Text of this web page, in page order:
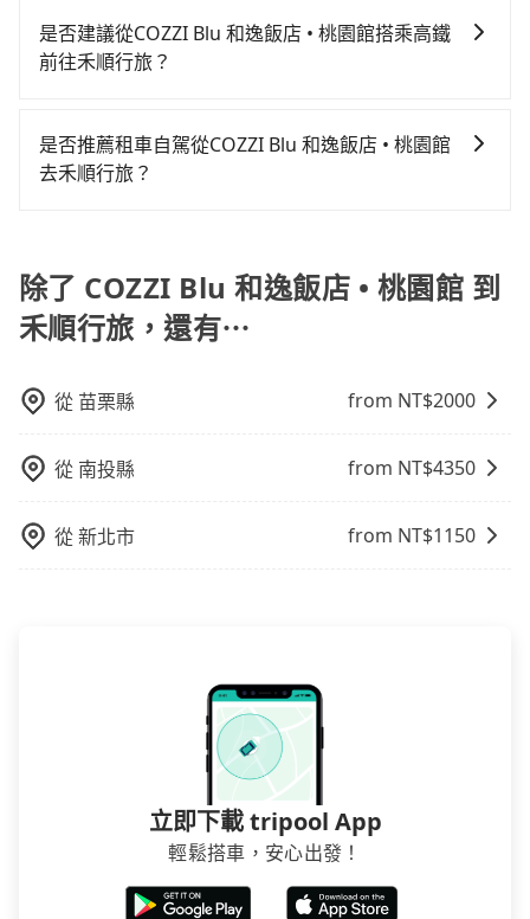
包月上下班，或者任何跨縣市接送的需求，tripool都能
滿足你。乘車前一天下午五點以前完成預約，隔天保證
的專車接送服務，可直接線上輸入上下車地點或地址，
三秒內即可查到真實價格，照著步驟填寫完乘客資料與
了，而司機與車輛的詳細資料，將於乘車前一晚八點透
過SMS和EMAIL提供。一旦付款完畢，tripool保證出
是否建議從COZZI Blu 和逸飯店 • 桃園館搭乘高鐵
前往禾順行旅？
最佳選擇，高鐵較貴、費時、轉車麻煩！桃園-台北雖然
一天最多時有74班車次，從最早06:49到23:40，過了末
閘口、並在月台上等待列車的到來，大概又過了15分
鐘，再乘坐16~22分鐘（平均20分）的高鐵從桃園站前
往台北高鐵站，每人票價160元，再用15分鐘出站、等
200元後，抵達禾順行旅 (台北市萬華區) 的目的地。全
乘之平均每人花費為240元。但如果全程使用tripool並
到府專車接送，則每人平均花費約220元，費時39分
擔20元車資，而且更會額外浪費27分鐘在轉乘與等車
是否推薦租車自駕從COZZI Blu 和逸飯店 • 桃園館
去禾順行旅？
該適合你。註冊完iRent的app後，可以每小時
$115~205（平假日與車型而有不同）承租小轎車，每公
里再額外加收$3.2，從COZZI Blu 和逸飯店 • 桃園館到
的每小時40元路邊停車費用預估進去，但額外的汽車保
險與可能的罰單都需自付。再者，和運的iRent只提供最
基本的車型，如Toyota Yaris、Prius C、Vios這類乘坐
體驗較差的車款，如果人數超過四位，更是沒有較大的
就是車況，打開車門才發現仍有上一組乘客遺留的垃圾
有不小的風險。最後，雖然路邊隨租隨還看似方便，但
實際使用時還是有其區域的限制，實際可停靠的地點與
你的上下車地點仍有段距離，在遇到下雨天或者載行李
時，就顯得非常不便。
除了 COZZI Blu 和逸飯店 • 桃園館 到
禾順行旅，還有⋯
從 苗栗縣 from NT$2000
從 南投縣 from NT$4350
從新北市 from NT$1150
立即下載 tripool App
輕鬆搭車，安心出發！